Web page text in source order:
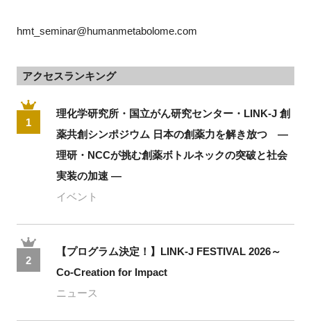
hmt_seminar@humanmetabolome.com
アクセスランキング
1
理化学研究所・国立がん研究センター・LINK-J 創
薬共創シンポジウム 日本の創薬力を解き放つ ―
理研・NCCが挑む創薬ボトルネックの突破と社会
実装の加速 ―
イベント
2
【プログラム決定！】LINK-J FESTIVAL 2026～
Co-Creation for Impact
ニュース